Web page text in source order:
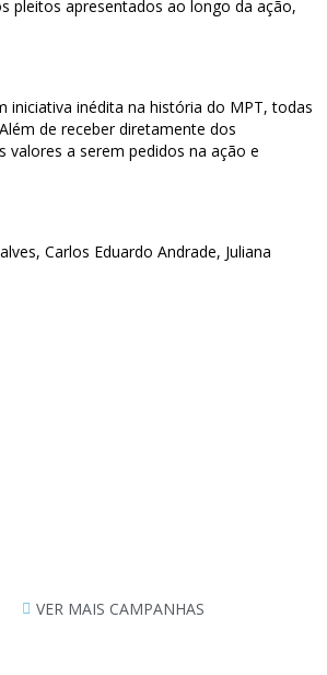
pleitos apresentados ao longo da ação,
iniciativa inédita na história do MPT, todas
de receber diretamente dos
a serem pedidos na ação e
Carlos Eduardo Andrade, Juliana
VER MAIS CAMPANHAS